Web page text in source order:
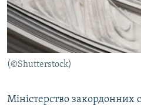
СПЕЦПРОЄКТИ
ПОДКАСТИ
КРИМ РЕАЛІЇ
УКР
(©Shutterstock)
Міністерство закордонних